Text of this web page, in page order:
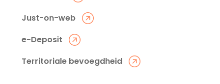
Just-on-web
e-Deposit
Territoriale bevoegdheid